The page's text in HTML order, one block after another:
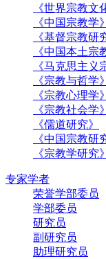
《世界宗教文
《中国宗教学》
《基督宗教研
《中国本土宗
《马克思主义
《宗教与哲学》
《宗教心理学》
《宗教社会学》
《儒道研究》
《中国宗教研
《宗教学研究》
专家学者
荣誉学部委员
学部委员
研究员
副研究员
助理研究员